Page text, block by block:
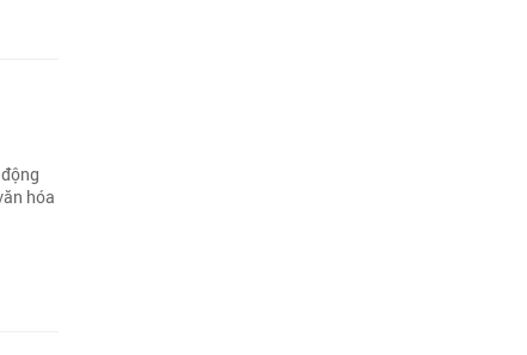
hóa